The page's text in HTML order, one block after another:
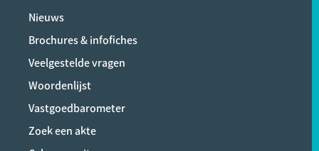
Nieuws
Brochures & infofiches
Veelgestelde vragen
Woordenlijst
Vastgoedbarometer
Zoek een akte